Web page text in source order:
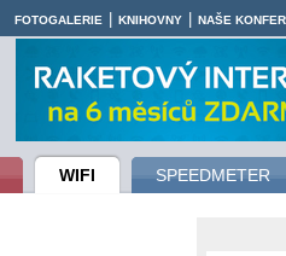
WIFI SPEEDMETER
FOTOGALERIE KNIHOVNY NAŠE